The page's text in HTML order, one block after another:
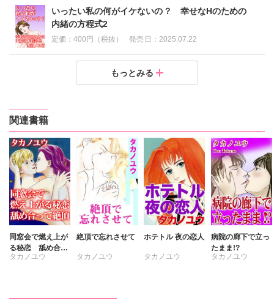
いったい私の何がイケないの？ 幸せなHのための
内緒の方程式2
定価：400円（税抜） 発売日： 2025.07.22
いったい私の何がイケないの？ 幸せなHのための内緒
もっとみる
関連書籍
同窓会で燃え上が
る秘恋 舐め合っ
て絶頂
タカノユウ
絶頂で忘れさせて
タカノユウ
ホテトル 夜の恋人
タカノユウ
病院の廊下で立っ
たまま!?
タカノユウ